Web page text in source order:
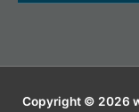
Copyright © 2026